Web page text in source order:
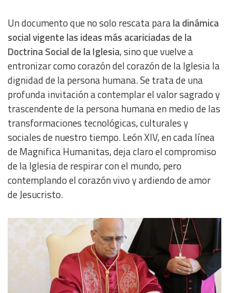
Un documento que no solo rescata parala dinámica
social vigente las ideas más acariciadas de la
Doctrina Social de la Iglesia, sino que vuelve a
entronizar como corazón del corazón de la Iglesia la
dignidad de la persona humana. Se trata de una
profunda invitación a contemplar el valor sagrado y
trascendente de la persona humana en medio de las
transformaciones tecnológicas, culturales y
sociales de nuestro tiempo. León XIV, en cada línea
de Magnifica Humanitas, deja claro el compromiso
de la Iglesia de respirar con el mundo, pero
contemplando el corazón vivo y ardiendo de amor
de Jesucristo.